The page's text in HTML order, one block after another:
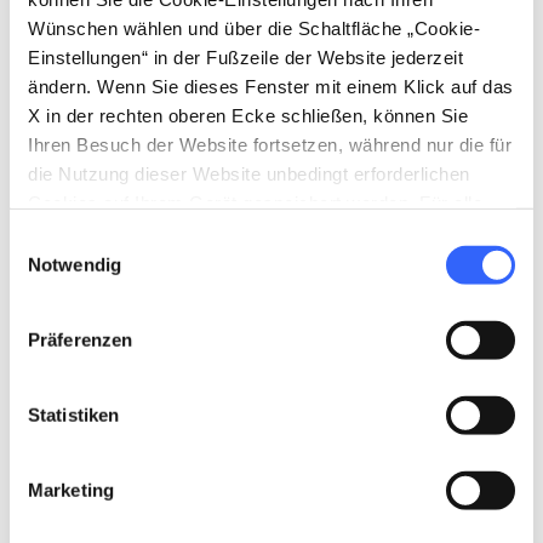
Wünschen wählen und über die Schaltfläche „Cookie-
Einstellungen“ in der Fußzeile der Website jederzeit
ändern. Wenn Sie dieses Fenster mit einem Klick auf das
X in der rechten oberen Ecke schließen, können Sie
Ihren Besuch der Website fortsetzen, während nur die für
die Nutzung dieser Website unbedingt erforderlichen
Zustimmung.
Notwendig
Präferenzen
Statistiken
Marketing
home Wo